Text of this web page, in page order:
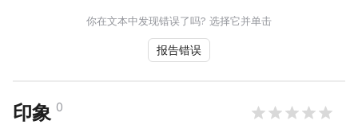
你在文本中发现错误了吗? 选择它并单击
报告错误
印象 0